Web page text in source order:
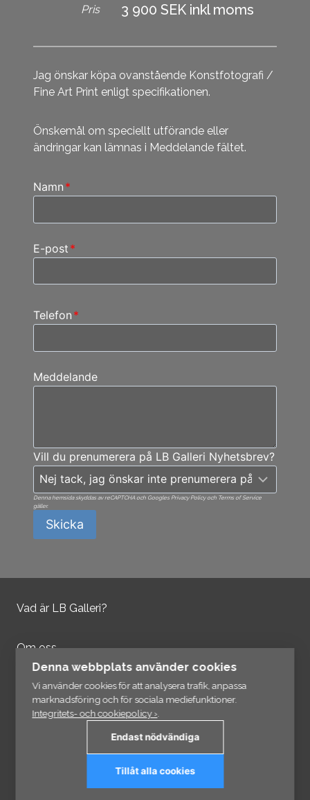
Pris 3 900 SEK inkl moms
Jag önskar köpa ovanstående Konstfotografi /
Fine Art Print enligt specifikationen.
Önskemål om speciellt utförande eller
ändringar kan lämnas i Meddelande fältet.
Namn *
E-post *
Telefon *
Meddelande
Vill du prenumerera på LB Galleri Nyhetsbrev?
Denna hemsida skyddas av reCAPTCHA och Googles Privacy Policy och Terms of Service
gäller.
Skicka
Vad är LB Galleri?
Om oss
Kontakta oss
Integritetspolicy
Denna webbplats använder cookies
Vi använder cookies för att analysera trafik, anpassa
marknadsföring och för sociala mediefunktioner.
Integritets- och cookiepolicy ›.
Endast nödvändiga
Tillåt alla cookies